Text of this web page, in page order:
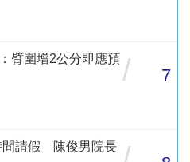
臂圍增2公分即應預 / 7
間請假 陳俊男院長